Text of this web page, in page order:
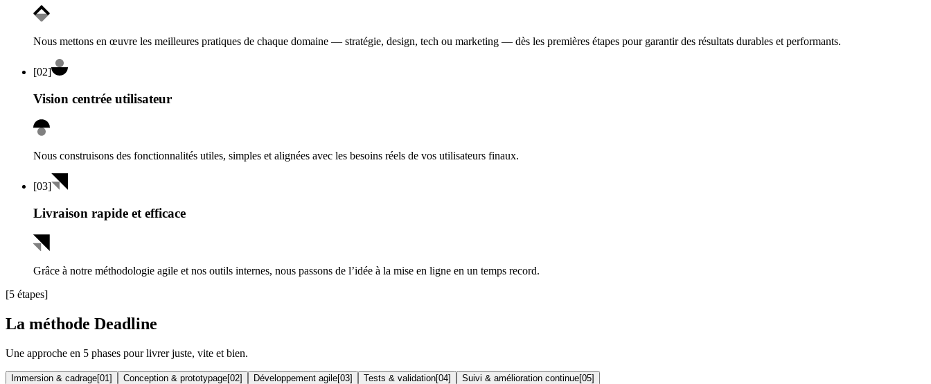
Nous mettons en œuvre les meilleures pratiques de chaque domaine — stratégie, design, tech ou marketing — dès les premières étapes pour garantir des résultats durables et performants.
[02]
Vision centrée utilisateur
Nous construisons des fonctionnalités utiles, simples et alignées avec les besoins réels de vos utilisateurs finaux.
[03]
Livraison rapide et efficace
Grâce à notre méthodologie agile et nos outils internes, nous passons de l’idée à la mise en ligne en un temps record.
[5 étapes]
La méthode Deadline
Une approche en 5 phases pour livrer juste, vite et bien.
Immersion & cadrage[01] Conception & prototypage[02] Développement agile[03] Tests & validation[04] Suivi & amélioration continue[05]